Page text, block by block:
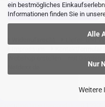
ein bestmögliches
Informationen finden Sie in
Alle
Nur
Weitere
VERTRAG WIDERRUFEN
Liefer- und